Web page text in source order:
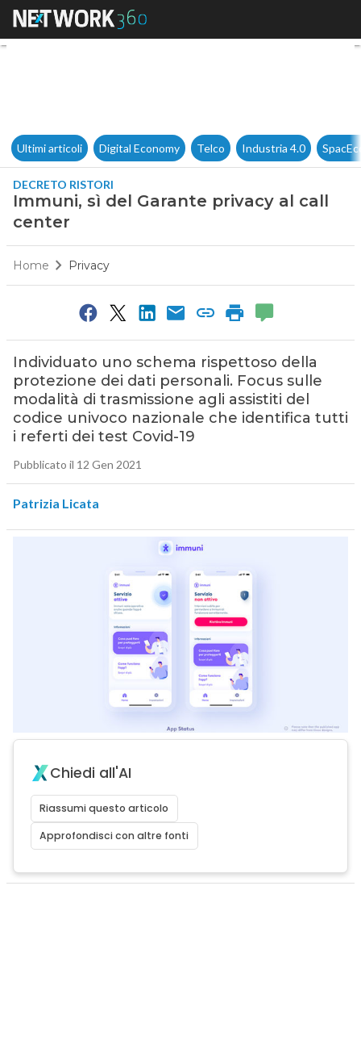
Immuni, sì del Garante
Ultimi articoli Digital Economy Telco Industria 4.0
DECRETO RISTORI
Immuni, sì del Garante privacy al call
center
Home Privacy
Individuato uno schema rispettoso della
protezione dei dati personali. Focus sulle
modalità di trasmissione agli assistiti del
codice univoco nazionale che identifica tutti
i referti dei test Covid-19
Pubblicato il 12 Gen 2021
Patrizia Licata
Chiedi all'AI
Riassumi questo articolo
Approfondisci con altre fonti